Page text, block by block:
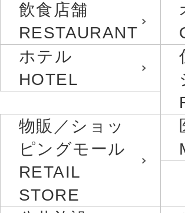
飲食店舗
RESTAURANT
ホテル
HOTEL
物販／ショッ
ピングモール
RETAIL
STORE